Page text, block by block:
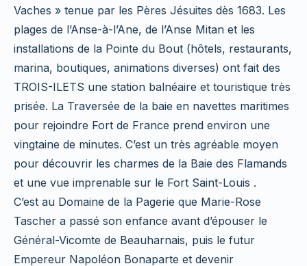
Vaches » tenue par les Pères Jésuites dès 1683. Les
plages de l’Anse-à-l’Ane, de l’Anse Mitan et les
installations de la Pointe du Bout (hôtels, restaurants,
marina, boutiques, animations diverses) ont fait des
TROIS-ILETS une station balnéaire et touristique très
prisée. La Traversée de la baie en navettes maritimes
pour rejoindre Fort de France prend environ une
vingtaine de minutes. C’est un très agréable moyen
pour découvrir les charmes de la Baie des Flamands
et une vue imprenable sur le Fort Saint-Louis .
C’est au Domaine de la Pagerie que Marie-Rose
Tascher a passé son enfance avant d’épouser le
Général-Vicomte de Beauharnais, puis le futur
Empereur Napoléon Bonaparte et devenir